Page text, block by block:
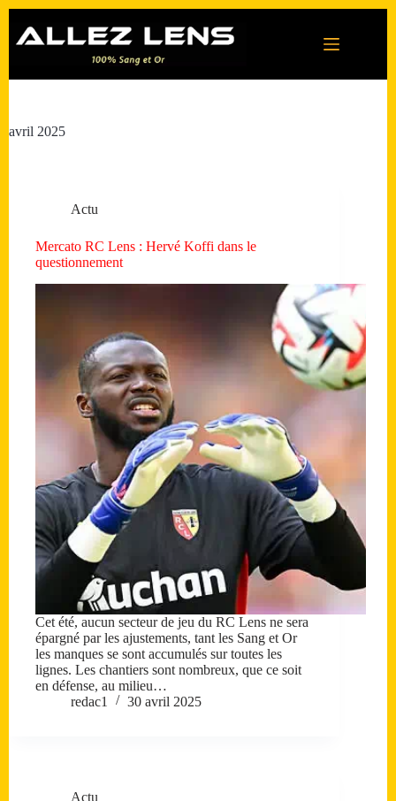
contenu
avril 2025
Actu
Mercato RC Lens : Hervé Koffi dans le
questionnement
Cet été, aucun secteur de jeu du RC Lens ne sera
épargné par les ajustements, tant les Sang et Or
les manques se sont accumulés sur toutes les
lignes. Les chantiers sont nombreux, que ce soit
en défense, au milieu…
redac1
30 avril 2025
Actu